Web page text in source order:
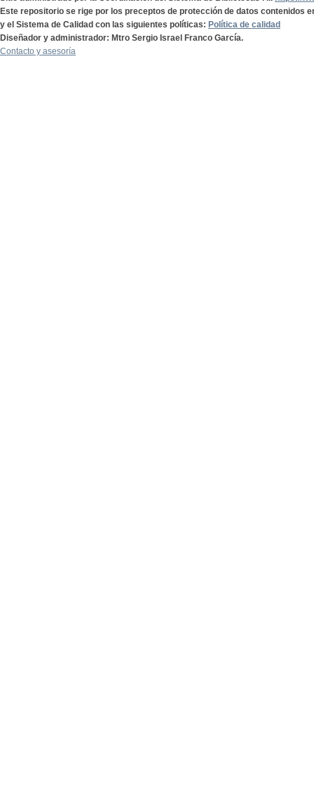
Este repositorio se rige por los preceptos de protección de datos contenidos
y el Sistema de Calidad con las siguientes políticas: Política de calidad
Diseñador y administrador: Mtro Sergio Israel Franco García.
Contacto y asesoría